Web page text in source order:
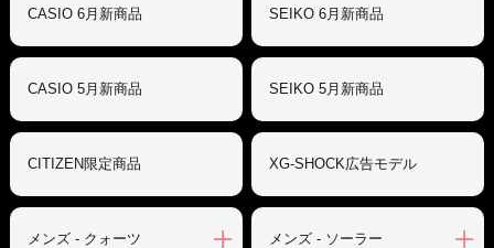
CASIO 6月新商品 SEIKO 6月新商品
CASIO 5月新商品 SEIKO 5月新商品
CITIZEN限定商品 XG-SHOCK広告モデル
メンズ - クォーツ メンズ - ソーラー